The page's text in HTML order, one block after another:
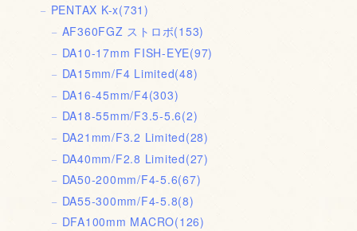
PENTAX K-x(731)
AF360FGZ ストロボ(153)
DA10-17mm FISH-EYE(97)
DA15mm/F4 Limited(48)
DA16-45mm/F4(303)
DA18-55mm/F3.5-5.6(2)
DA21mm/F3.2 Limited(28)
DA40mm/F2.8 Limited(27)
DA50-200mm/F4-5.6(67)
DA55-300mm/F4-5.8(8)
DFA100mm MACRO(126)